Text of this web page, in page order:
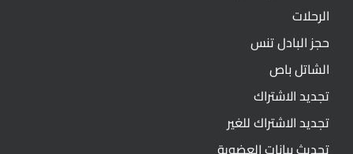
الرحلات
حجز البادل تنس
الشاتل باص
تجديد الاشتراك
تجديد الاشتراك للغير